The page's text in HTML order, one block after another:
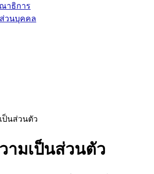
าธิการ
วนบุคคล
ป็นส่วนตัว
ามเป็นส่วนตัว